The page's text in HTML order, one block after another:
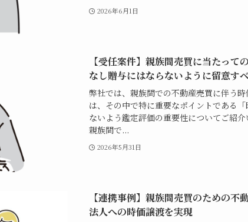
2026年6月1日
【受任案件】親族間売買に当たっ
なし贈与にはならないように留意すべ
弊社では、親族間での不動産売買に伴う
は、その中で特に重要なポイントである
ないよう鑑定評価の重要性についてご紹
親族間で...
2026年5月31日
【連携事例】親族間売買のための
法人への時価譲渡を実現